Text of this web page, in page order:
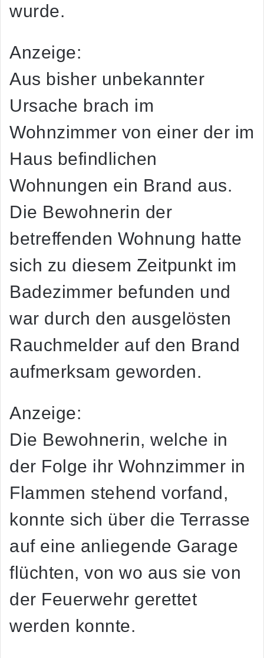
wurde.
Anzeige:
Aus bisher unbekannter
Ursache brach im
Wohnzimmer von einer der im
Haus befindlichen
Wohnungen ein Brand aus.
Die Bewohnerin der
betreffenden Wohnung hatte
sich zu diesem Zeitpunkt im
Badezimmer befunden und
war durch den ausgelösten
Rauchmelder auf den Brand
aufmerksam geworden.
Anzeige:
Die Bewohnerin, welche in
der Folge ihr Wohnzimmer in
Flammen stehend vorfand,
konnte sich über die Terrasse
auf eine anliegende Garage
flüchten, von wo aus sie von
der Feuerwehr gerettet
werden konnte.